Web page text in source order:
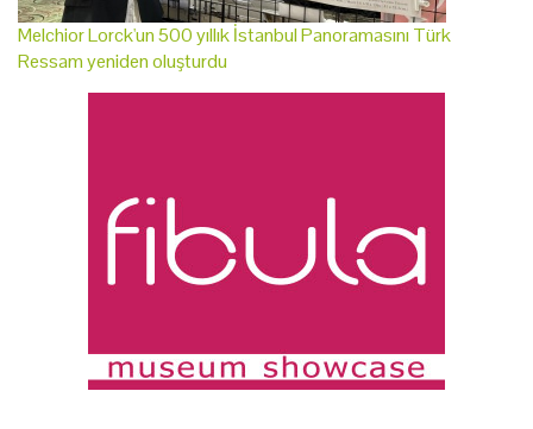
Melchior Lorck'un 500 yıllık İstanbul Panoramasını Türk
Ressam yeniden oluşturdu